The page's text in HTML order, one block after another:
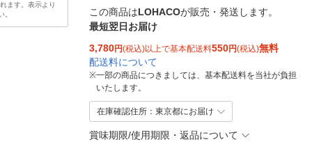
ます。表示より
。
この商品はLOHACOが販売・発送します。
最短翌日お届け
3,780円(税込)以上で基本配送料550円(税込)無料
配送料について
※一部の商品につきましては、基本配送料を当社が負担
いたします。
在庫確認住所：東京都にお届け
賞味期限/使用期限・返品について